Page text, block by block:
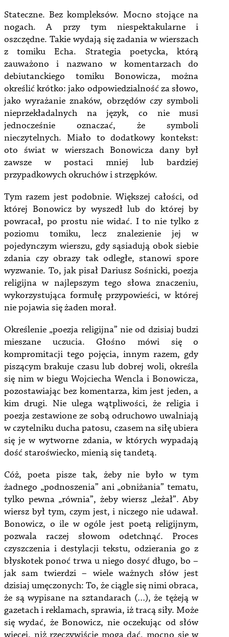
Stateczne. Bez kompleksów. Mocno stojące na
nogach. A przy tym niespektakularne i
oszczędne. Takie wydają się zadania w wierszach
z tomiku Echa. Strategia poetycka, którą
zauważono i nazwano w komentarzach do
debiutanckiego tomiku Bonowicza, można
określić krótko: jako odpowiedzialność za słowo,
jako wyrażanie znaków, obrzędów czy symboli
nieprzekładalnych na język, co nie musi
jednocześnie oznaczać, że symboli
nieczytelnych. Miało to dodatkowy kontekst:
oto świat w wierszach Bonowicza dany był
zawsze w postaci mniej lub bardziej
przypadkowych okruchów i strzępków.
Tym razem jest podobnie. Większej całości, od
której Bonowicz by wyszedł lub do której by
powracał, po prostu nie widać. I to nie tylko z
poziomu tomiku, lecz znalezienie jej w
pojedynczym wierszu, gdy sąsiadują obok siebie
zdania czy obrazy tak odległe, stanowi spore
wyzwanie. To, jak pisał Dariusz Sośnicki, poezja
religijna w najlepszym tego słowa znaczeniu,
wykorzystująca formułę przypowieści, w której
nie pojawia się żaden morał.
Określenie „poezja religijna” nie od dzisiaj budzi
mieszane uczucia. Głośno mówi się o
kompromitacji tego pojęcia, innym razem, gdy
piszącym brakuje czasu lub dobrej woli, określa
się nim w biegu Wojciecha Wencla i Bonowicza,
pozostawiając bez komentarza, kim jest jeden, a
kim drugi. Nie ulega wątpliwości, że religia i
poezja zestawione ze sobą odruchowo uwalniają
w czytelniku ducha patosu, czasem na siłę ubiera
się je w wytworne zdania, w których wypadają
dość staroświecko, mienią się tandetą.
Cóż, poeta pisze tak, żeby nie było w tym
żadnego „podnoszenia” ani „obniżania” tematu,
tylko pewna „równia”, żeby wiersz „leżał”. Aby
wiersz był tym, czym jest, i niczego nie udawał.
Bonowicz, o ile w ogóle jest poetą religijnym,
pozwala raczej słowom odetchnąć. Proces
czyszczenia i destylacji tekstu, odzierania go z
błyskotek ponoć trwa u niego dosyć długo, bo –
jak sam twierdzi – wiele ważnych słów jest
dzisiaj umęczonych: To, że ciągle się nimi obraca,
że są wypisane na sztandarach (…), że tężeją w
gazetach i reklamach, sprawia, iż tracą siły. Może
się wydać, że Bonowicz, nie oczekując od słów